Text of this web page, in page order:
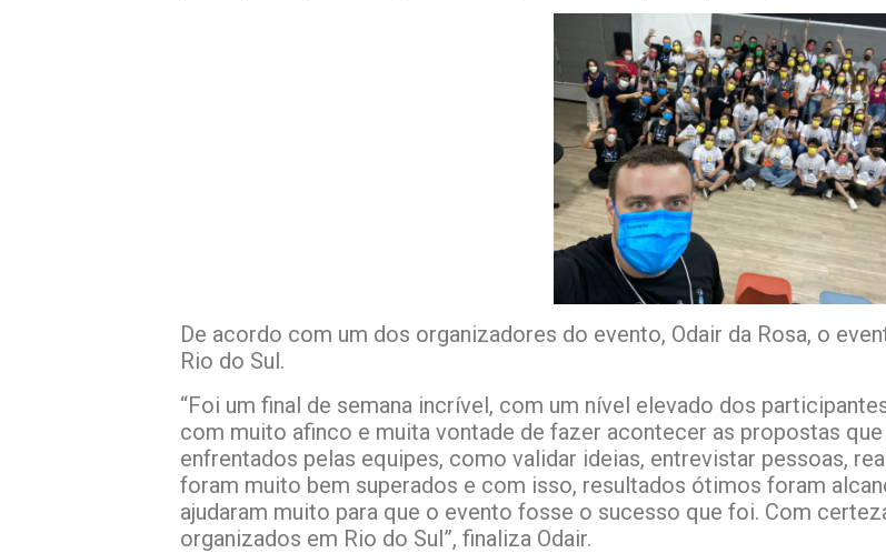
De acordo com um dos organizadores do evento, Odair da Rosa, o
Rio do Sul.
“Foi um final de semana incrível, com um nível elevado dos
com muito afinco e muita vontade de fazer acontecer as propostas
enfrentados pelas equipes, como validar ideias, entrevistar pessoas,
foram muito bem superados e com isso, resultados ótimos foram
ajudaram muito para que o evento fosse o sucesso que foi. Com
organizados em Rio do Sul”, finaliza Odair.